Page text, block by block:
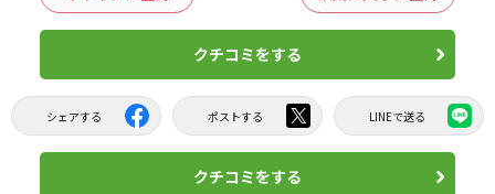
クチコミをする
シェアする ポストする LINEで送る
クチコミをする